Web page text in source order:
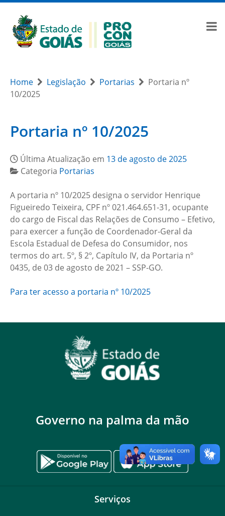
Home Legislação Portarias
Portaria nº
10/2025
Portaria nº 10/2025
Última Atualização em 13 de agosto de 2025
Categoria Portarias
A portaria nº 10/2025 designa o servidor Henrique
Figueiredo Teixeira, CPF nº 021.464.651-31, ocupante
do cargo de Fiscal das Relações de Consumo – Efetivo,
para exercer a função de Coordenador-Geral da
Escola Estadual de Defesa do Consumidor, nos
termos do art. 5º, § 2º, Capítulo IV, da Portaria nº
0435, de 03 de agosto de 2021 – SSP-GO.
Para ter acesso a portaria nº 10/2025
Governo na palma da mão
Serviços